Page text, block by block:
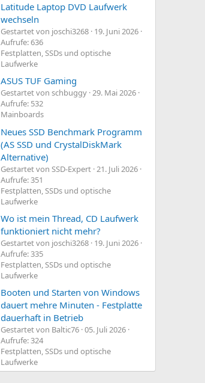
Latitude Laptop DVD Laufwerk
wechseln
Gestartet von joschi3268 19. Juni 2026
Aufrufe: 636
Festplatten, SSDs und optische
Laufwerke
ASUS TUF Gaming
Gestartet von schbuggy 29. Mai 2026
Aufrufe: 532
Mainboards
Neues SSD Benchmark Programm
(AS SSD und CrystalDiskMark
Alternative)
Gestartet von SSD-Expert 21. Juli 2026
Aufrufe: 351
Festplatten, SSDs und optische
Laufwerke
Wo ist mein Thread, CD Laufwerk
funktioniert nicht mehr?
Gestartet von joschi3268 19. Juni 2026
Aufrufe: 335
Festplatten, SSDs und optische
Laufwerke
Booten und Starten von Windows
dauert mehre Minuten - Festplatte
dauerhaft in Betrieb
Gestartet von Baltic76 05. Juli 2026
Aufrufe: 324
Festplatten, SSDs und optische
Laufwerke